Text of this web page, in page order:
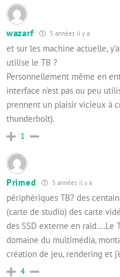
wazarf 5 années il y a
et sur les machine actuelle,
utilise le TB ?
Personnellement même en
interface n’est pas ou peu
prennent un plaisir vicieux à
thunderbolt).
1
Primed 5 années il y a
périphériques TB? des
(carte de studio) des carte
des SSD externe en raid….Le
domaine du multimédia,
création de jeu, rendering et
4